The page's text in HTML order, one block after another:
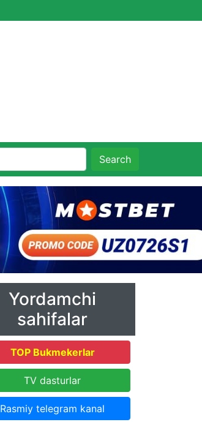
Search
Yordamchi
sahifalar
TOP Bukmekerlar
TV dasturlar
Rasmiy telegram kanal